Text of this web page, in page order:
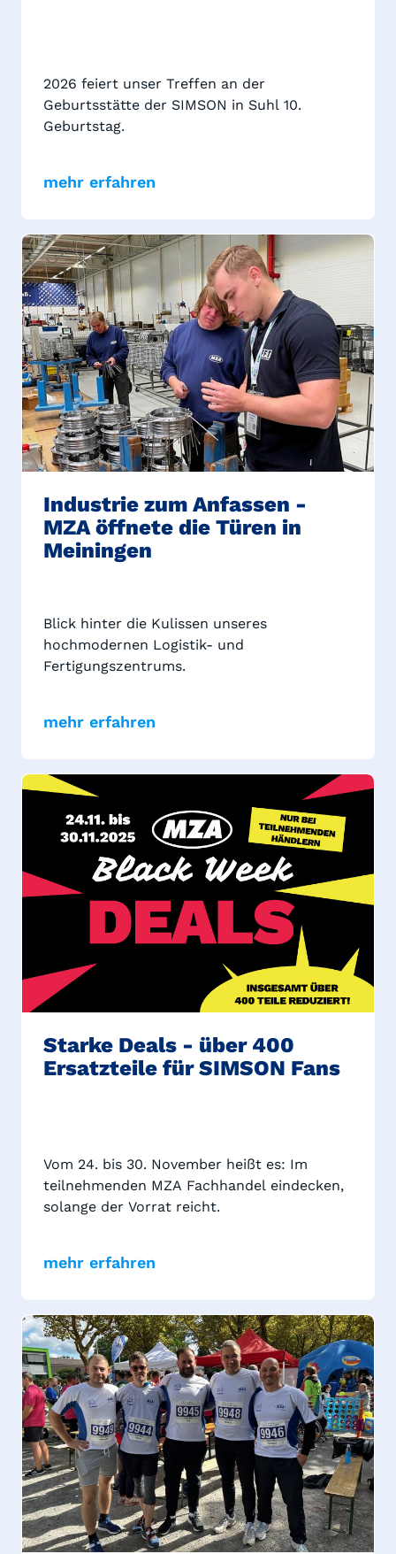
2026 feiert unser Treffen an der
Geburtsstätte der SIMSON in Suhl 10.
Geburtstag.
mehr erfahren
Industrie zum Anfassen -
MZA öffnete die Türen in
Meiningen
Blick hinter die Kulissen unseres
hochmodernen Logistik- und
Fertigungszentrums.
mehr erfahren
Starke Deals - über 400
Ersatzteile für SIMSON Fans
Vom 24. bis 30. November heißt es: Im
teilnehmenden MZA Fachhandel eindecken,
solange der Vorrat reicht.
mehr erfahren